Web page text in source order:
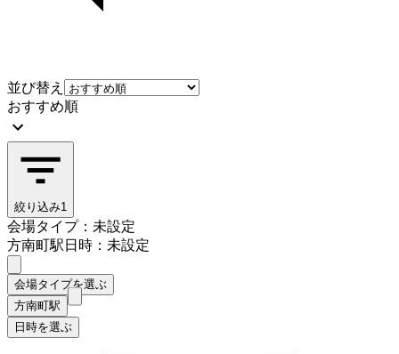
並び替え
おすすめ順
絞り込み1
会場タイプ：未設定
方南町駅日時：未設定
会場タイプを選ぶ
方南町駅
日時を選ぶ